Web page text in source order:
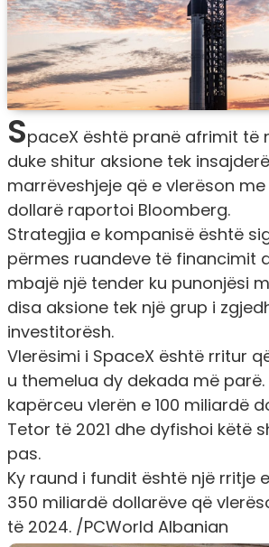
SpaceX është pranë afrimit të
duke shitur aksione tek
marrëveshjeje që e vlerëson
dollarë raportoi Bloomberg.
Strategjia e kompanisë është
përmes ruandeve të financimit
mbajë një tender ku punonjësi
disa aksione tek një grup i
investitorësh.
Vlerësimi i SpaceX është rritur
u themelua dy dekada më
kapërceu vlerën e 100 miliardë
Tetor të 2021 dhe dyfishoi këtë
pas.
Ky raund i fundit është një rritje
350 miliardë dollarëve që
të 2024. /PCWorld Albanian